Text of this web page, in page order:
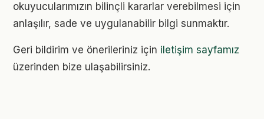
okuyucularımızın bilinçli kararlar verebilmesi için
anlaşılır, sade ve uygulanabilir bilgi sunmaktır.
Geri bildirim ve önerileriniz için iletişim sayfamız
üzerinden bize ulaşabilirsiniz.